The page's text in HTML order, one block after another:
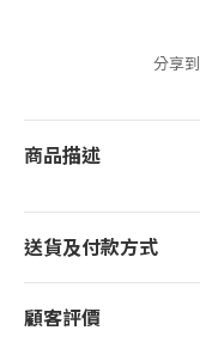
分享到
商品描述
送貨及付款方式
顧客評價